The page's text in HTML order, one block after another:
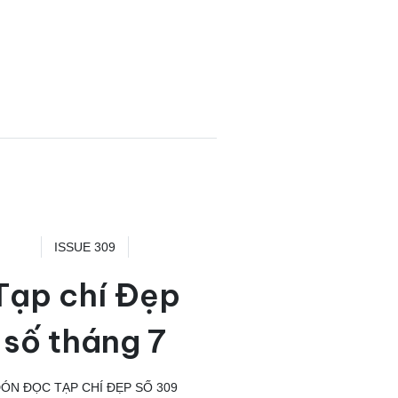
ISSUE 309
chí Đẹp
số tháng 7
ĐỌC TẠP CHÍ ĐẸP SỐ 309